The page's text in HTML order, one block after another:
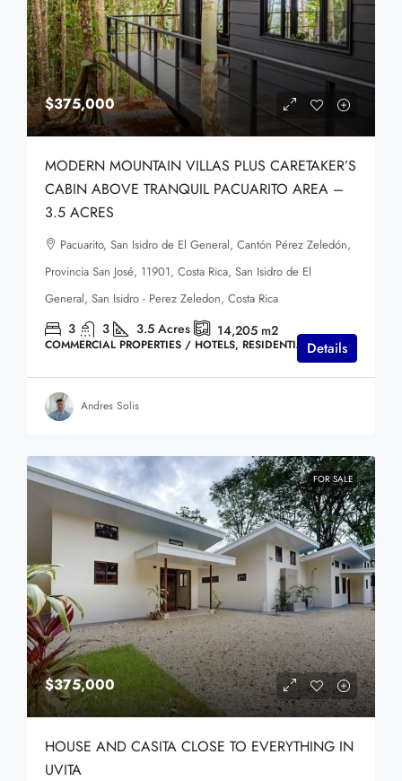
$375,000
MODERN MOUNTAIN VILLAS PLUS CARETAKER’S
CABIN ABOVE TRANQUIL PACUARITO AREA –
3.5 ACRES
Pacuarito, San Isidro de El General, Cantón Pérez Zeledón,
Provincia San José, 11901, Costa Rica, San Isidro de El
General, San Isidro - Perez Zeledon, Costa Rica
3 3 3.5 Acres 14,205 m2
COMMERCIAL PROPERTIES / HOTELS, RESIDENTIAL HOMES
Details
Andres Solis
FOR SALE
$375,000
HOUSE AND CASITA CLOSE TO EVERYTHING IN
UVITA